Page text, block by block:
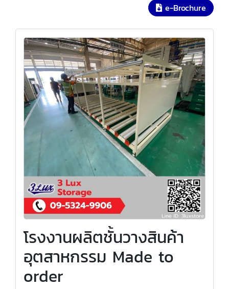
e-Brochure
โรงงานผลิตชั้นวางสินค้า
อุตสาหกรรม Made to
order